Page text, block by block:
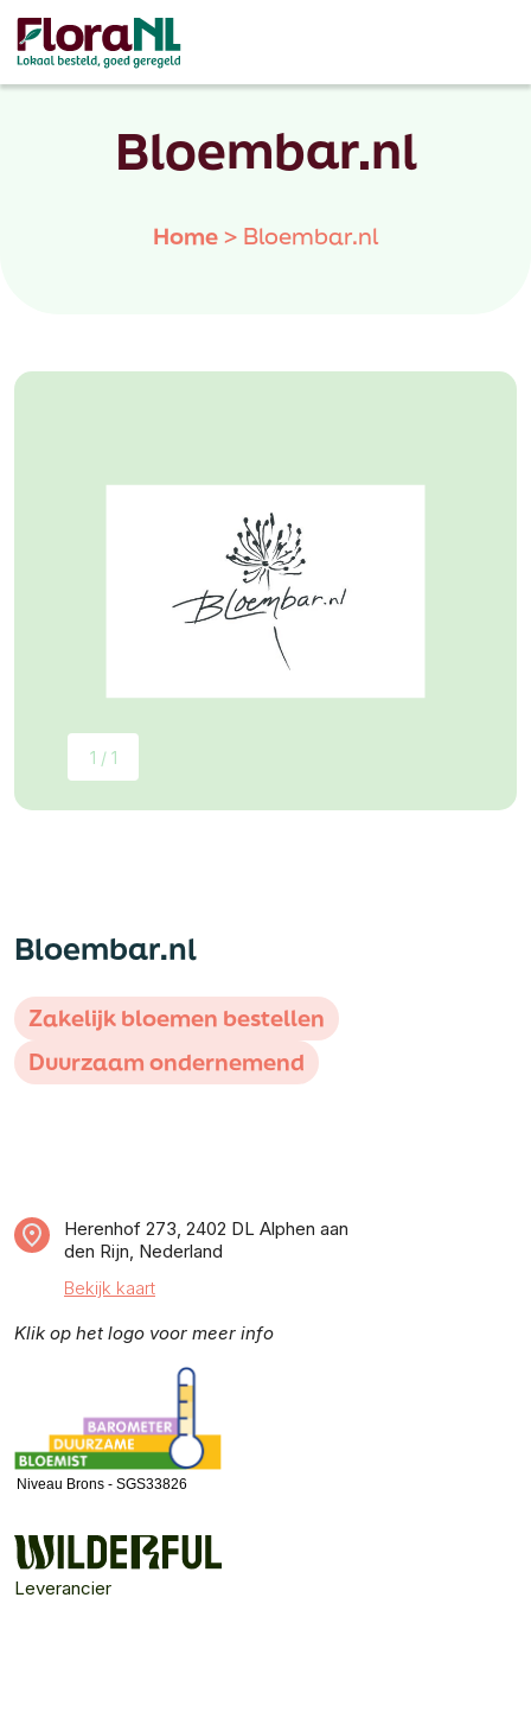
Bloembar.nl
Home> Bloembar.nl
1 / 1
Bloembar.nl
Zakelijk bloemen bestellen
Duurzaam ondernemend
Herenhof 273, 2402 DL Alphen aan
den Rijn, Nederland
Bekijk kaart
Klik op het logo voor meer info
Niveau Brons - SGS33826
Leverancier